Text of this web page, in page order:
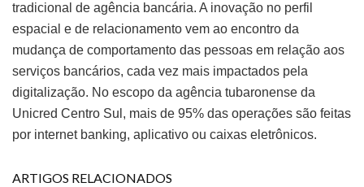
tradicional de agência bancária. A inovação no perfil
espacial e de relacionamento vem ao encontro da
mudança de comportamento das pessoas em relação aos
serviços bancários, cada vez mais impactados pela
digitalização. No escopo da agência tubaronense da
Unicred Centro Sul, mais de 95% das operações são feitas
por internet banking, aplicativo ou caixas eletrônicos.
ARTIGOS RELACIONADOS